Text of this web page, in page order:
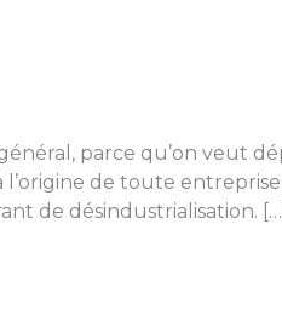
parce qu’on veut
de toute
de désindustrialisation.